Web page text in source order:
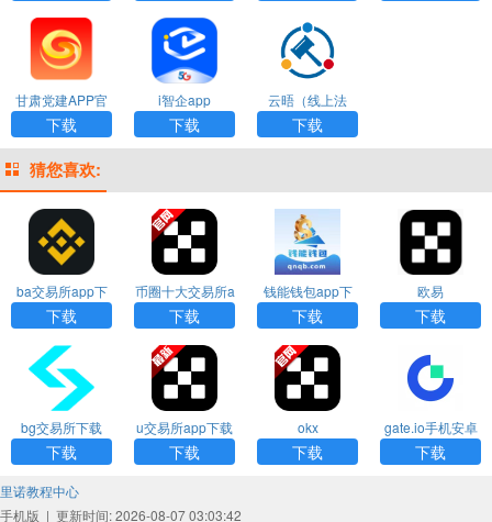
甘肃党建APP官
方版
下载
i智企app
下载
云晤（线上法
庭）app
下载
猜您喜欢:
ba交易所app下
载
下载
币圈十大交易所a
pp下载
下载
钱能钱包app下
载安装
下载
欧易
下载
bg交易所下载
下载
u交易所app下载
下载
okx
下载
gate.io手机安卓
版下载
下载
里诺教程中心
手机版 | 更新时间: 2026-08-07 03:03:42